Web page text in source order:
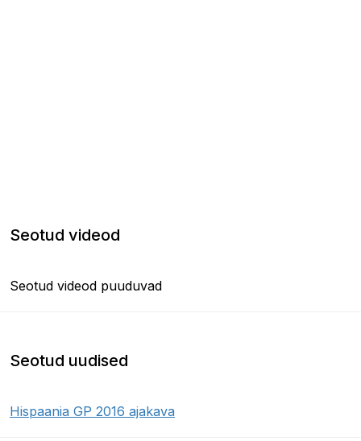
Seotud videod
Seotud videod puuduvad
Seotud uudised
Hispaania GP 2016 ajakava